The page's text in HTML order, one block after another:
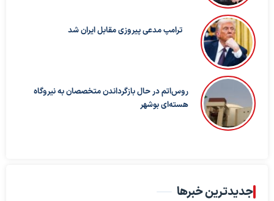
ترامپ مدعی پیروزی مقابل ایران شد
روس‌اتم در حال بازگرداندن متخصصان به نیروگاه
هسته‌ای بوشهر
جدیدترین خبرها